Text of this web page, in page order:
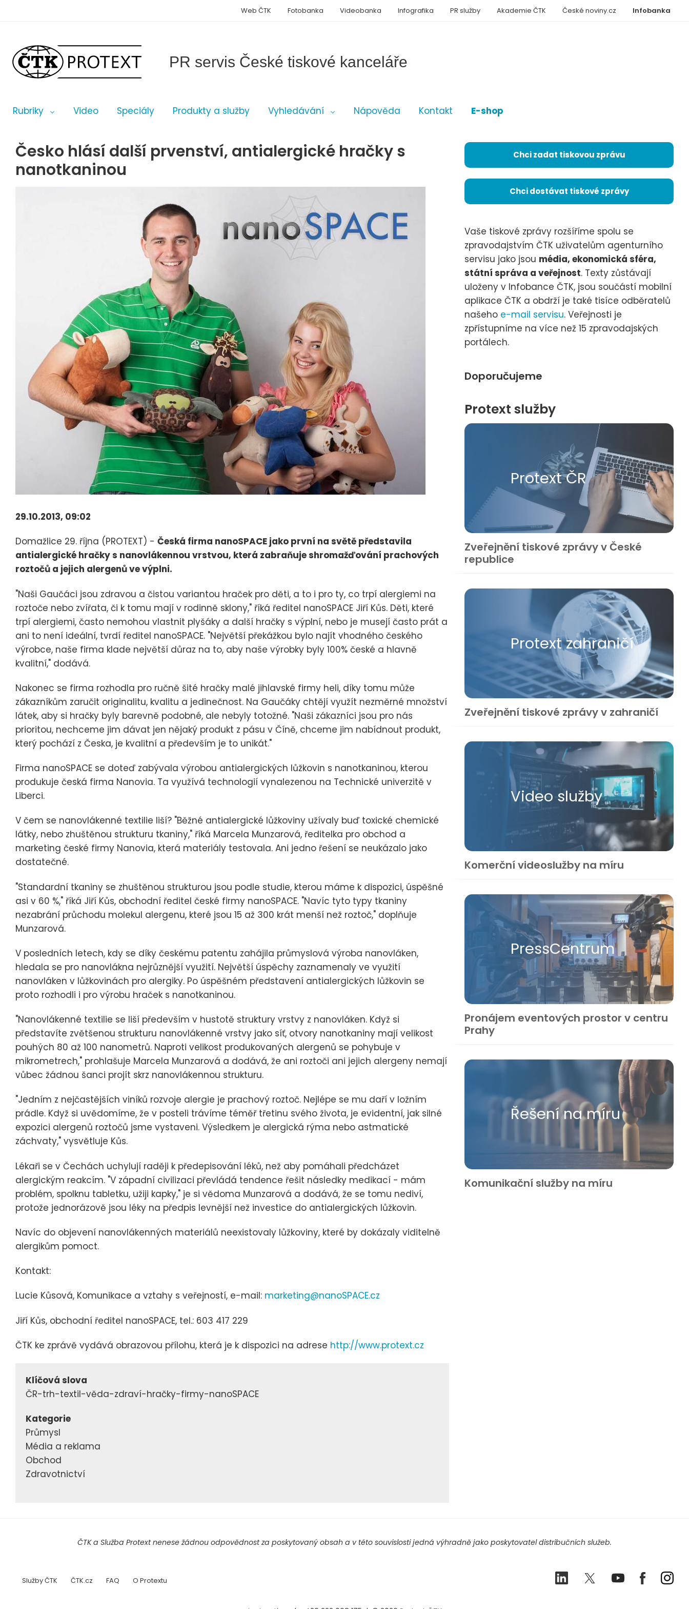
PR servis České tiskové kanceláře
Rubriky Video Speciály Produkty a služby Vyhledávání Nápověda Kontakt E-shop
Infobanka
Web ČTK Fotobanka Videobanka Infografika PR služby Akademie ČTK České noviny.cz
Česko hlásí další prvenství, antialergické hračky s
nanotkaninou
29.10.2013, 09:02
Domažlice 29. října (PROTEXT) - Česká firma nanoSPACE jako první na světě představila
antialergické hračky s nanovlákennou vrstvou, která zabraňuje shromažďování prachových
roztočů a jejich alergenů ve výplni.
"Naši Gaučáci jsou zdravou a čistou variantou hraček pro děti, a to i pro ty, co trpí alergiemi na
roztoče nebo zvířata, či k tomu mají v rodinně sklony," říká ředitel nanoSPACE Jiří Kůs. Děti, které
trpí alergiemi, často nemohou vlastnit plyšáky a další hračky s výplní, nebo je musejí často prát a
ani to není ideální, tvrdí ředitel nanoSPACE. "Největší překážkou bylo najít vhodného českého
výrobce, naše firma klade největší důraz na to, aby naše výrobky byly 100% české a hlavně
kvalitní," dodává.
Nakonec se firma rozhodla pro ručně šité hračky malé jihlavské firmy heli, díky tomu může
zákazníkům zaručit originalitu, kvalitu a jedinečnost. Na Gaučáky chtějí využít nezměrné množství
látek, aby si hračky byly barevně podobné, ale nebyly totožné. "Naši zákazníci jsou pro nás
prioritou, nechceme jim dávat jen nějaký produkt z pásu v Číně, chceme jim nabídnout produkt,
který pochází z Česka, je kvalitní a především je to unikát."
Firma nanoSPACE se doteď zabývala výrobou antialergických lůžkovin s nanotkaninou, kterou
produkuje česká firma Nanovia. Ta využívá technologií vynalezenou na Technické univerzitě v
Liberci.
V čem se nanovlákenné textilie liší? "Běžné antialergické lůžkoviny užívaly buď toxické chemické
látky, nebo zhuštěnou strukturu tkaniny," říká Marcela Munzarová, ředitelka pro obchod a
marketing české firmy Nanovia, která materiály testovala. Ani jedno řešení se neukázalo jako
dostatečné.
"Standardní tkaniny se zhuštěnou strukturou jsou podle studie, kterou máme k dispozici, úspěšné
asi v 60 %," říká Jiří Kůs, obchodní ředitel české firmy nanoSPACE. "Navíc tyto typy tkaniny
nezabrání průchodu molekul alergenu, které jsou 15 až 300 krát menší než roztoč," doplňuje
Munzarová.
V posledních letech, kdy se díky českému patentu zahájila průmyslová výroba nanovláken,
hledala se pro nanovlákna nejrůznější využití. Největší úspěchy zaznamenaly ve využití
nanovláken v lůžkovinách pro alergiky. Po úspěšném představení antialergických lůžkovin se
proto rozhodli i pro výrobu hraček s nanotkaninou.
"Nanovlákenné textilie se liší především v hustotě struktury vrstvy z nanovláken. Když si
představíte zvětšenou strukturu nanovlákenné vrstvy jako síť, otvory nanotkaniny mají velikost
pouhých 80 až 100 nanometrů. Naproti velikost produkovaných alergenů se pohybuje v
mikrometrech," prohlašuje Marcela Munzarová a dodává, že ani roztoči ani jejich alergeny nemají
vůbec žádnou šanci projít skrz nanovlákennou strukturu.
"Jedním z nejčastějších viníků rozvoje alergie je prachový roztoč. Nejlépe se mu daří v ložním
prádle. Když si uvědomíme, že v posteli trávíme téměř třetinu svého života, je evidentní, jak silné
expozici alergenů roztočů jsme vystaveni. Výsledkem je alergická rýma nebo astmatické
záchvaty," vysvětluje Kůs.
Lékaři se v Čechách uchylují raději k předepisování léků, než aby pomáhali předcházet
alergickým reakcím. "V západní civilizaci převládá tendence řešit následky medikací - mám
problém, spolknu tabletku, užiji kapky," je si vědoma Munzarová a dodává, že se tomu nediví,
protože jednorázově jsou léky na předpis levnější než investice do antialergických lůžkovin.
Navíc do objevení nanovlákenných materiálů neexistovaly lůžkoviny, které by dokázaly viditelně
alergikům pomoct.
Kontakt:
Lucie Kůsová, Komunikace a vztahy s veřejností, e-mail: marketing@nanoSPACE.cz
Jiří Kůs, obchodní ředitel nanoSPACE, tel.: 603 417 229
ČTK ke zprávě vydává obrazovou přílohu, která je k dispozici na adrese http://www.protext.cz
Klíčová slova
ČR-trh-textil-věda-zdraví-hračky-firmy-nanoSPACE
Kategorie
Průmysl
Média a reklama
Obchod
Zdravotnictví
Chci zadat tiskovou zprávu
Chci dostávat tiskové zprávy
Vaše tiskové zprávy rozšíříme spolu se
zpravodajstvím ČTK uživatelům agenturního
servisu jako jsou média, ekonomická sféra,
státní správa a veřejnost. Texty zůstávají
uloženy v Infobance ČTK, jsou součástí mobilní
aplikace ČTK a obdrží je také tisíce odběratelů
našeho e-mail servisu. Veřejnosti je
zpřístupníme na více než 15 zpravodajských
portálech.
Doporučujeme
Protext služby
Protext ČR
Zveřejnění tiskové zprávy v České
republice
Protext zahraničí
Zveřejnění tiskové zprávy v zahraničí
Video služby
Komerční videoslužby na míru
Press​Centrum
Pronájem eventových prostor v centru
Prahy
Řešení na míru
Komunikační služby na míru
ČTK a Služba Protext nenese žádnou odpovědnost za poskytovaný obsah a v této souvislosti jedná výhradně jako poskytovatel distribučních služeb.
Služby ČTK ČTK.cz FAQ O Protextu LinkedIn TwitterYoutubeFacebook